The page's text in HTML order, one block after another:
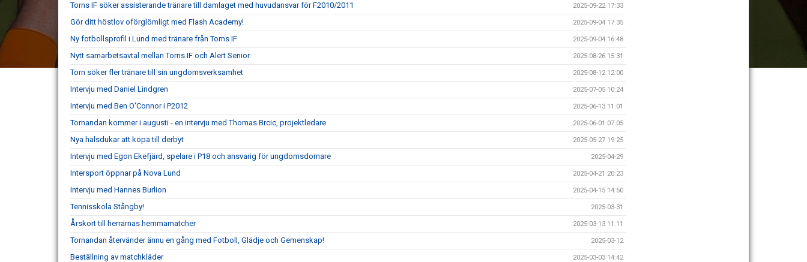
Torns IF söker assisterande tränare till damlaget med huvudansvar för F2010/2011 2025-09-22 17:33
Gör ditt höstlov oförglömligt med Flash Academy! 2025-09-04 17:35
Ny fotbollsprofil i Lund med tränare från Torns IF 2025-09-04 16:48
Nytt samarbetsavtal mellan Torns IF och Alert Senior 2025-08-26 15:31
Torn söker fler tränare till sin ungdomsverksamhet 2025-08-12 12:00
Intervju med Daniel Lindgren 2025-07-05 10:24
Intervju med Ben O'Connor i P2012 2025-06-13 11:01
Tornandan kommer i augusti - en intervju med Thomas Brcic, projektledare 2025-06-01 07:05
Nya halsdukar att köpa till derbyt 2025-05-27 19:25
Intervju med Egon Ekefjärd, spelare i P18 och ansvarig för ungdomsdomare 2025-04-29
Intersport öppnar på Nova Lund 2025-04-21 20:23
Intervju med Hannes Burlion 2025-04-15 14:50
Tennisskola Stångby! 2025-03-31
Årskort till herrarnas hemmamatcher 2025-03-13 11:11
Tornandan återvänder ännu en gång med Fotboll, Glädje och Gemenskap! 2025-03-12
Beställning av matchkläder 2025-03-03 14:42